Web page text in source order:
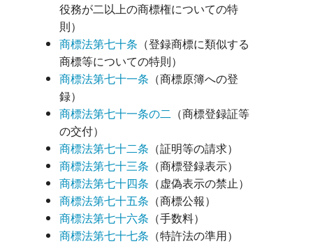
役務が二以上の商標権についての特
則）
商標法第七十条 （登録商標に類似する
商標等についての特則）
商標法第七十一条 （商標原簿への登
録）
商標法第七十一条の二 （商標登録証等
の交付）
商標法第七十二条 （証明等の請求）
商標法第七十三条 （商標登録表示）
商標法第七十四条 （虚偽表示の禁止）
商標法第七十五条 （商標公報）
商標法第七十六条 （手数料）
商標法第七十七条 （特許法の準用）